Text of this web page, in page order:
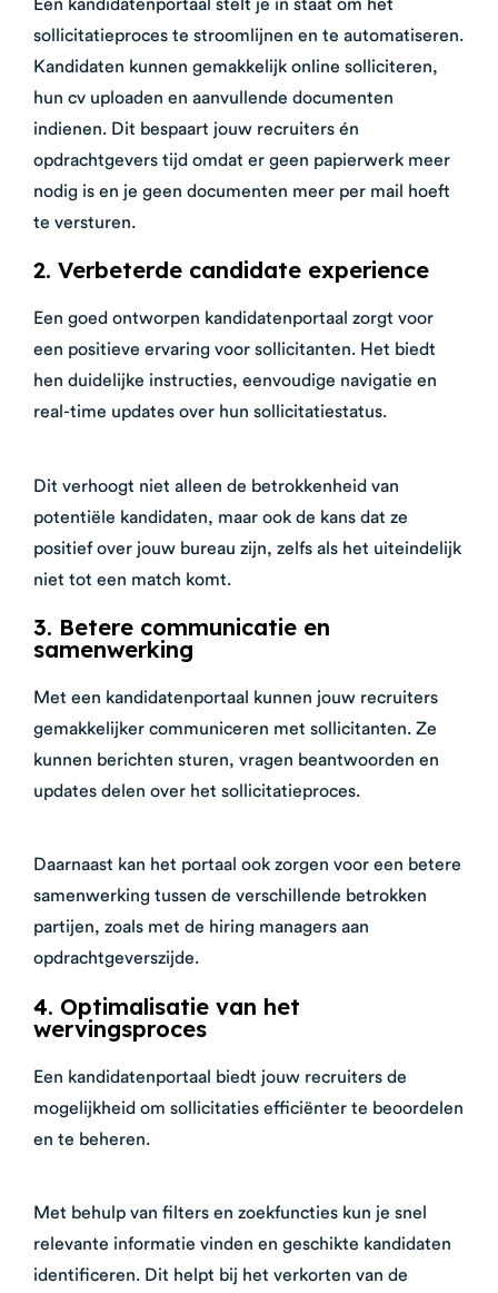
Een kandidatenportaal stelt je in staat om het
sollicitatieproces te stroomlijnen en te automatiseren.
Kandidaten kunnen gemakkelijk online solliciteren,
hun cv uploaden en aanvullende documenten
indienen. Dit bespaart jouw recruiters én
opdrachtgevers tijd omdat er geen papierwerk meer
nodig is en je geen documenten meer per mail hoeft
te versturen.
2. Verbeterde candidate experience
Een goed ontworpen kandidatenportaal zorgt voor
een positieve ervaring voor sollicitanten. Het biedt
hen duidelijke instructies, eenvoudige navigatie en
real-time updates over hun sollicitatiestatus.
Dit verhoogt niet alleen de betrokkenheid van
potentiële kandidaten, maar ook de kans dat ze
positief over jouw bureau zijn, zelfs als het uiteindelijk
niet tot een match komt.
3. Betere communicatie en
samenwerking
Met een kandidatenportaal kunnen jouw recruiters
gemakkelijker communiceren met sollicitanten. Ze
kunnen berichten sturen, vragen beantwoorden en
updates delen over het sollicitatieproces.
Daarnaast kan het portaal ook zorgen voor een betere
samenwerking tussen de verschillende betrokken
partijen, zoals met de hiring managers aan
opdrachtgeverszijde.
4. Optimalisatie van het
wervingsproces
Een kandidatenportaal biedt jouw recruiters de
mogelijkheid om sollicitaties efficiënter te beoordelen
en te beheren.
Met behulp van filters en zoekfuncties kun je snel
relevante informatie vinden en geschikte kandidaten
identificeren. Dit helpt bij het verkorten van de